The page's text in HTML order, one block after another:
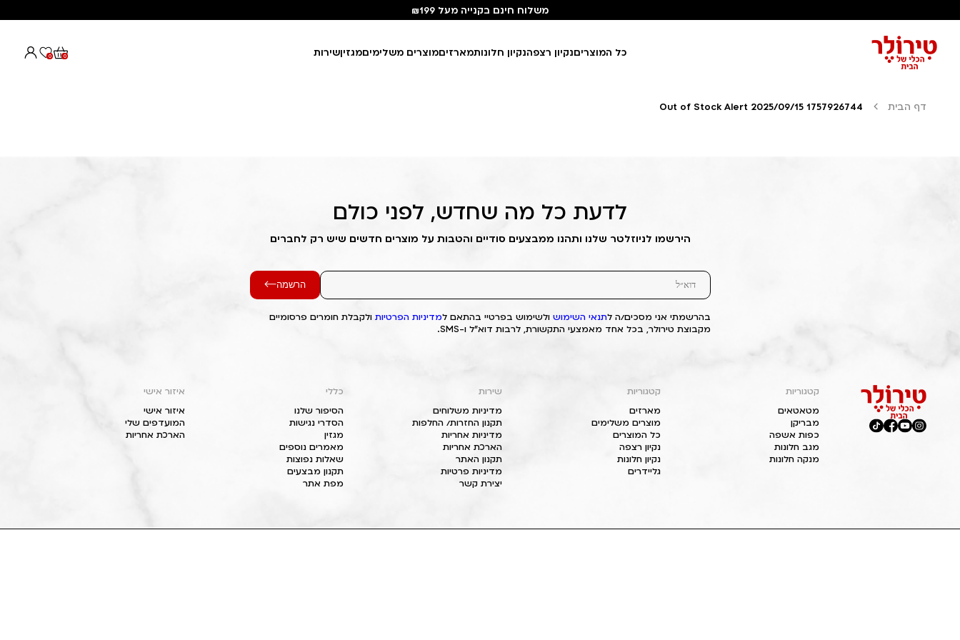
משלוח חינם בקנייה מעל ₪199
כל המוצריםנקיון רצפהנקיון חלונותמארזיםמוצרים משלימיםמגזיןשירות 0
0
דף הבית Out of Stock Alert 2025/09/15 1757926744
לדעת כל מה שחדש, לפני כולם
הירשמו לניוזלטר שלנו ותהנו ממבצעים סודיים והטבות על מוצרים חדשים שיש רק לחברים
הרשמה
בהרשמתי אני מסכים/ה לתנאי השימוש ולשימוש בפרטיי בהתאם למדיניות הפרטיות ולקבלת חומרים פרסומיים
מקבוצת טירולר, בכל אחד מאמצעי התקשורת, לרבות דוא"ל ו-SMS.
קטגוריות
מטאטאים
מבריקן
כפות אשפה
מגב חלונות
מנקה חלונות
קטגוריות
מארזים
מוצרים משלימים
כל המוצרים
נקיון רצפה
נקיון חלונות
גליידרים
שירות
מדיניות משלוחים
תקנון החזרות/ החלפות
מדיניות אחריות
הארכת אחריות
תקנון האתר
מדיניות פרטיות
יצירת קשר
כללי
הסיפור שלנו
הסדרי נגישות
מגזין
מאמרים נוספים
שאלות נפוצות
תקנון מבצעים
מפת אתר
איזור אישי
איזור אישי
המועדפים שלי
הארכת אחריות